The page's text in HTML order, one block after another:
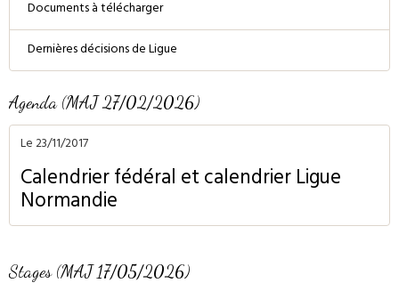
Documents à télécharger
Dernières décisions de Ligue
Agenda (MAJ 27/02/2026)
Le 23/11/2017
Calendrier fédéral et calendrier Ligue
Normandie
Stages (MAJ 17/05/2026)